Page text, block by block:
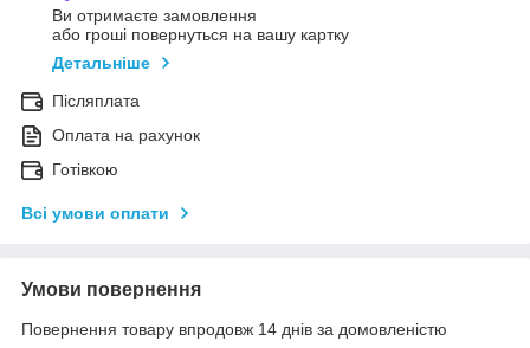
Ви отримаєте замовлення
або гроші повернуться на вашу картку
Детальніше
Післяплата
Оплата на рахунок
Готівкою
Всі умови оплати
Умови повернення
Повернення товару впродовж 14 днів за домовленістю